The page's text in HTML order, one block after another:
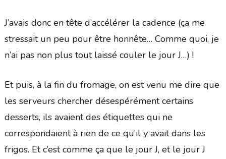
J’avais donc en tête d’accélérer la cadence (ça me
stressait un peu pour être honnête… Comme quoi, je
n’ai pas non plus tout laissé couler le jour J…) !
Et puis, à la fin du fromage, on est venu me dire que
les serveurs chercher désespérément certains
desserts, ils avaient des étiquettes qui ne
correspondaient à rien de ce qu’il y avait dans les
frigos. Et c’est comme ça que le jour J, et le jour J